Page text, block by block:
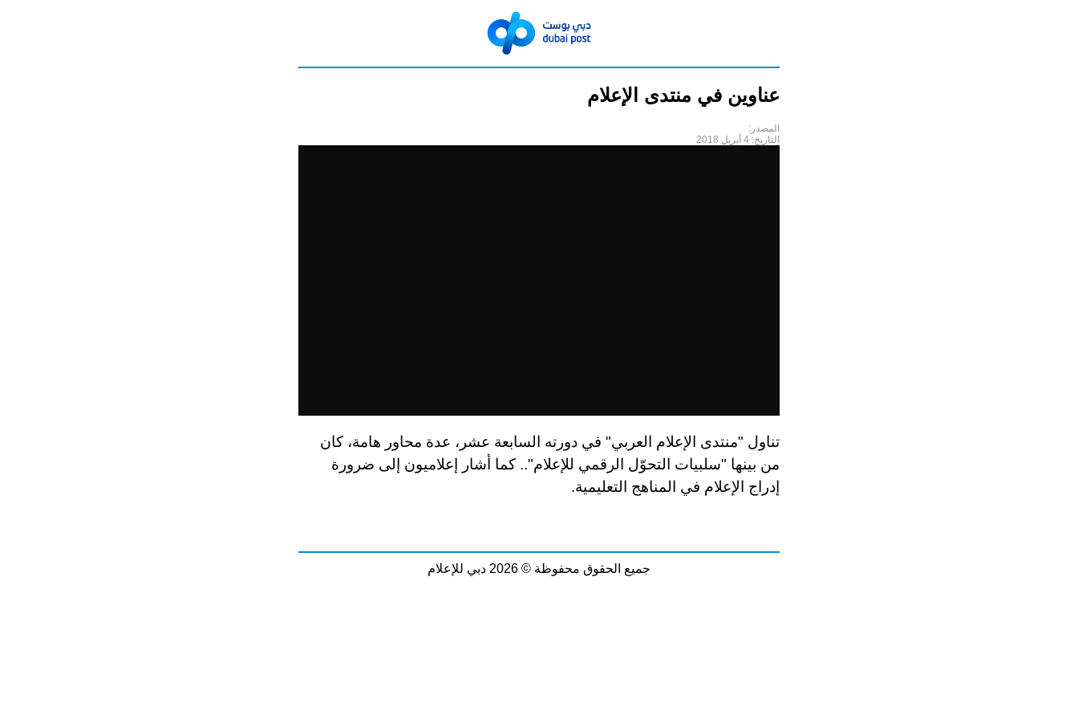
عناوين في منتدى الإعلام
المصدر:
التاريخ: 4 أبريل 2018
تناول "منتدى الإعلام العربي" في دورته السابعة عشر، عدة محاور هامة، كان
من بينها "سلبيات التحوّل الرقمي للإعلام".. كما أشار إعلاميون إلى ضرورة
إدراج الإعلام في المناهج التعليمية.
جميع الحقوق محفوظة © 2026 دبي للإعلام